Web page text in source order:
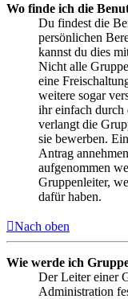
Wo finde ich die
Du findest die
persönlichen
kannst du dies
Nicht alle
eine
weitere sogar
ihr einfach durch
verlangt die
sie bewerben.
Antrag
aufgenommen
Gruppenleiter,
dafür haben.
Nach oben
Wie werde ich
Der Leiter einer
Administration